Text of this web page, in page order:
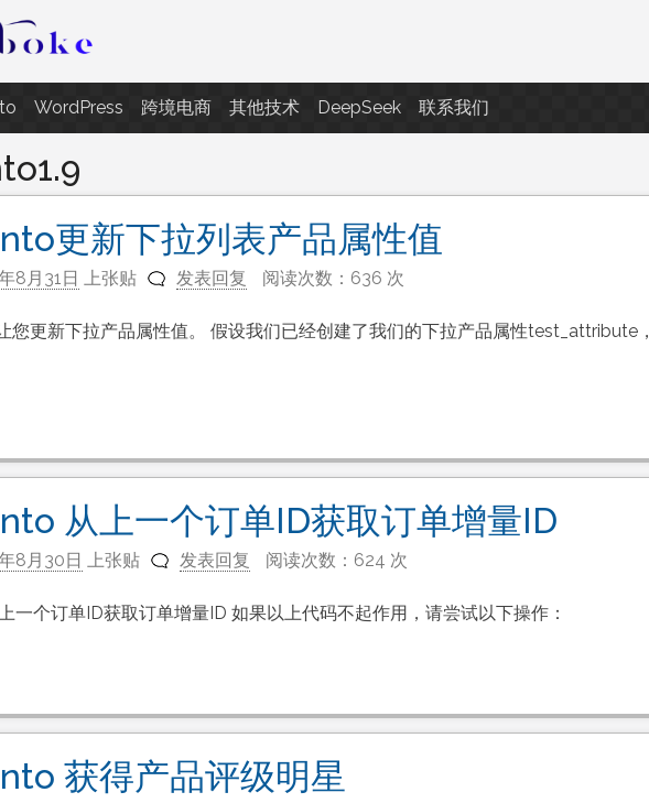
独立站开发遇到的点点滴滴
WordPress 跨境电商 其他技术 DeepSeek 联系我们
更新下拉列表产品属性值
8月31日 上张贴 发表回复 阅读次数：636 次
您更新下拉产品属性值。 假设我们已经创建了我们的下拉产品属性test_attribute，
从上一个订单ID获取订单增量ID
8月30日 上张贴 发表回复 阅读次数：624 次
一个订单ID获取订单增量ID 如果以上代码不起作用，请尝试以下操作：
获得产品评级明星